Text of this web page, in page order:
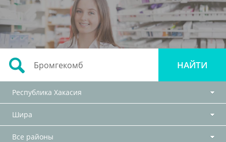
Республика Хакасия
Шира
Все районы